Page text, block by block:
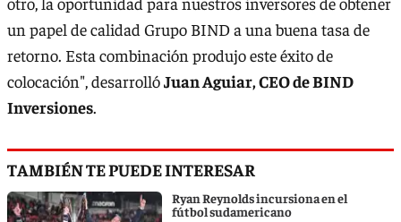
un papel de calidad Grupo BIND a una buena tasa de
retorno. Esta combinación produjo este éxito de
colocación", desarrollóJuan Aguiar, CEO de BIND
Inversiones.
TAMBIÉN TE PUEDE INTERESAR
Ryan Reynolds incursiona en el
fútbol sudamericano